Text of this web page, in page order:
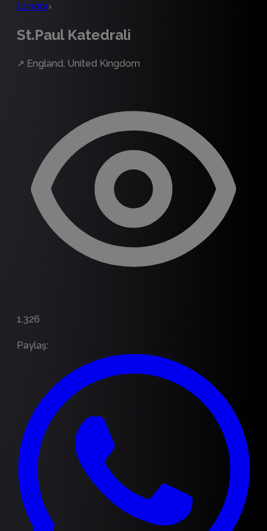
Londra›
St.Paul Katedrali
↗ England, United Kingdom
1,326
Paylaş: